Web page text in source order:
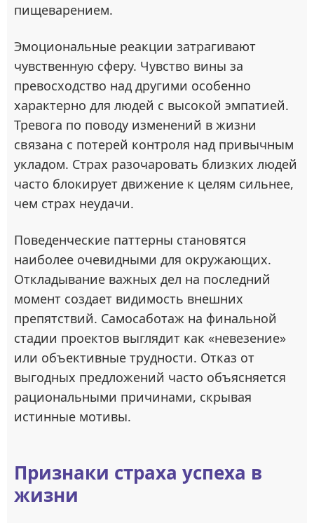
пищеварением.
Эмоциональные реакции затрагивают
чувственную сферу. Чувство вины за
превосходство над другими особенно
характерно для людей с высокой эмпатией.
Тревога по поводу изменений в жизни
связана с потерей контроля над привычным
укладом. Страх разочаровать близких людей
часто блокирует движение к целям сильнее,
чем страх неудачи.
Поведенческие паттерны становятся
наиболее очевидными для окружающих.
Откладывание важных дел на последний
момент создает видимость внешних
препятствий. Самосаботаж на финальной
стадии проектов выглядит как «невезение»
или объективные трудности. Отказ от
выгодных предложений часто объясняется
рациональными причинами, скрывая
истинные мотивы.
Признаки страха успеха в
жизни